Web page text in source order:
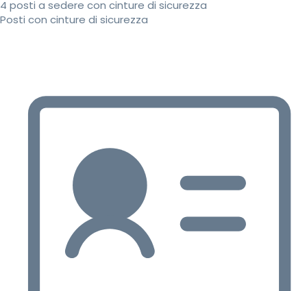
4 posti a sedere con cinture di sicurezza
Posti con cinture di sicurezza